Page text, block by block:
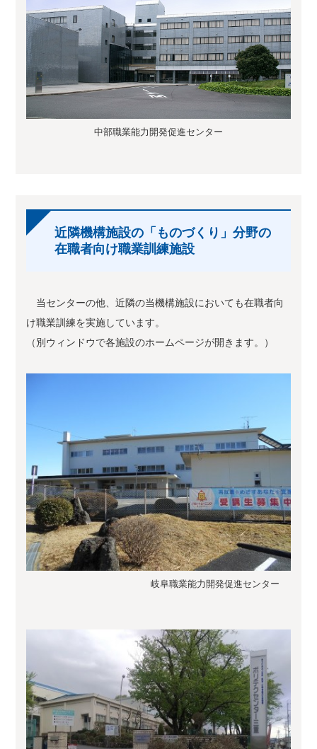
中部職業能力開発促進センター
近隣機構施設の「ものづくり」分野の
在職者向け職業訓練施設
当センターの他、近隣の当機構施設においても在職者向
け職業訓練を実施しています。
（別ウィンドウで各施設のホームページが開きます。）
岐阜職業能力開発促進センター